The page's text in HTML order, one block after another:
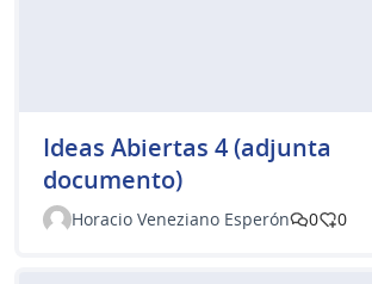
Ideas Abiertas 4 (adjunta
documento)
Horacio Veneziano Esperón
0 0